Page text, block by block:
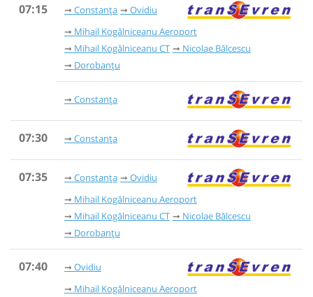
07:15 Constanța
Ovidiu
Mihail Kogălniceanu Aeroport
Mihail Kogălniceanu CT
Nicolae Bălcescu
Dorobanțu
Constanța
07:30 Constanța
07:35 Constanța
Ovidiu
Mihail Kogălniceanu Aeroport
Mihail Kogălniceanu CT
Nicolae Bălcescu
Dorobanțu
07:40
Ovidiu
Mihail Kogălniceanu Aeroport